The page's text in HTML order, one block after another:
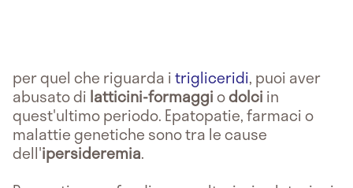
per quel che riguarda itrigliceridi, puoi aver
abusato di latticini-formaggiodolci in
quest'ultimo periodo. Epatopatie, farmaci o
malattie genetiche sono tra le cause
dell'ipersideremia.